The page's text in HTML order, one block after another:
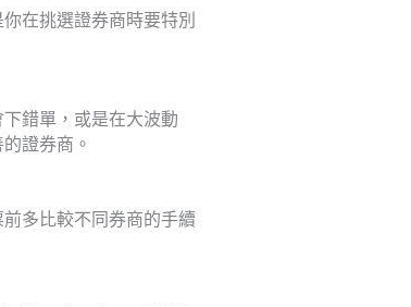
在挑選證券商時要特別
錯單，或是在大波動
證券商。
多比較不同券商的手續